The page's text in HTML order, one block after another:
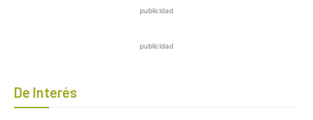
publicidad
publicidad
De Interés